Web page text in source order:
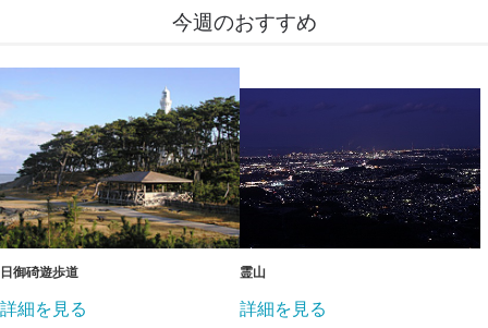
今週のおすすめ
日御碕遊歩道
詳細を見る
霊山
詳細を見る